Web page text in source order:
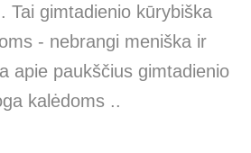
Tai gimtadienio kūrybiška
- nebrangi meniška ir
apie paukščius gimtadienio
kalėdoms ..